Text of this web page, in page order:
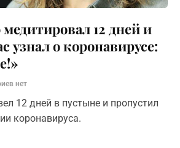
12 дней и
узнал о коронавирусе:
нет
12 дней в пустыне и пропустил
коронавируса.